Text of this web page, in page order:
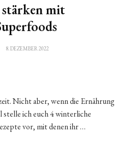
mit
8. DEZEMBER 2022
Nicht aber, wenn die Ernährung
ich euch 4 winterliche
vor, mit denen ihr …